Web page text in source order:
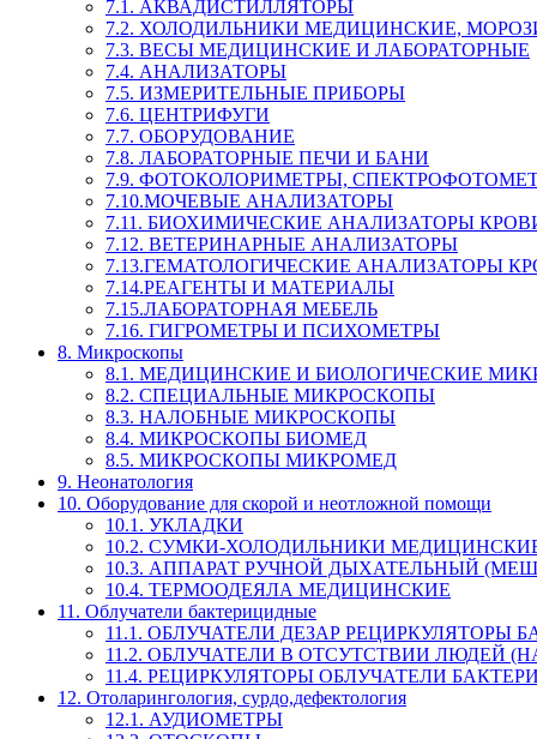
7.1. АКВАДИСТИЛЛЯТОРЫ
7.2. ХОЛОДИЛЬНИКИ МЕДИЦИНСКИЕ,
7.3. ВЕСЫ МЕДИЦИНСКИЕ И ЛАБОРАТОРНЫЕ
7.4. АНАЛИЗАТОРЫ
7.5. ИЗМЕРИТЕЛЬНЫЕ ПРИБОРЫ
7.6. ЦЕНТРИФУГИ
7.7. ОБОРУДОВАНИЕ
7.8. ЛАБОРАТОРНЫЕ ПЕЧИ И БАНИ
7.9. ФОТОКОЛОРИМЕТРЫ,
7.10.МОЧЕВЫЕ АНАЛИЗАТОРЫ
7.11. БИОХИМИЧЕСКИЕ АНАЛИЗАТОРЫ
7.12. ВЕТЕРИНАРНЫЕ АНАЛИЗАТОРЫ
7.13.ГЕМАТОЛОГИЧЕСКИЕ АНАЛИЗАТОРЫ
7.14.РЕАГЕНТЫ И МАТЕРИАЛЫ
7.15.ЛАБОРАТОРНАЯ МЕБЕЛЬ
7.16. ГИГРОМЕТРЫ И ПСИХОМЕТРЫ
8. Микроскопы
8.1. МЕДИЦИНСКИЕ И БИОЛОГИЧЕСКИЕ
8.2. СПЕЦИАЛЬНЫЕ МИКРОСКОПЫ
8.3. НАЛОБНЫЕ МИКРОСКОПЫ
8.4. МИКРОСКОПЫ БИОМЕД
8.5. МИКРОСКОПЫ МИКРОМЕД
9. Неонатология
10. Оборудование для скорой и неотложной помощи
10.1. УКЛАДКИ
10.2. СУМКИ-ХОЛОДИЛЬНИКИ
10.3. АППАРАТ РУЧНОЙ ДЫХАТЕЛЬНЫЙ
10.4. ТЕРМООДЕЯЛА МЕДИЦИНСКИЕ
11. Облучатели бактерицидные
11.1. ОБЛУЧАТЕЛИ ДЕЗАР РЕЦИРКУЛЯТОРЫ
11.2. ОБЛУЧАТЕЛИ В ОТСУТСТВИИ ЛЮДЕЙ
11.4. РЕЦИРКУЛЯТОРЫ ОБЛУЧАТЕЛИ
12. Отоларингология, сурдо,дефектология
12.1. АУДИОМЕТРЫ